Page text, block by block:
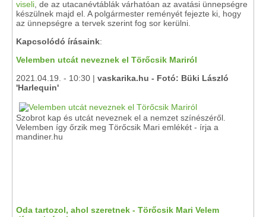
viseli , de az utacanévtáblák várhatóan az avatási ünnepségre
készülnek majd el. A polgármester reményét fejezte ki, hogy
az ünnepségre a tervek szerint fog sor kerülni.
Kapcsolódó írásaink:
Velemben utcát neveznek el Törőcsik Mariról
2021.04.19. - 10:30 | vaskarika.hu - Fotó: Büki László
'Harlequin'
Szobrot kap és utcát neveznek el a nemzet színészéről.
Velemben így őrzik meg Törőcsik Mari emlékét - írja a
mandiner.hu
Oda tartozol, ahol szeretnek - Törőcsik Mari Velem